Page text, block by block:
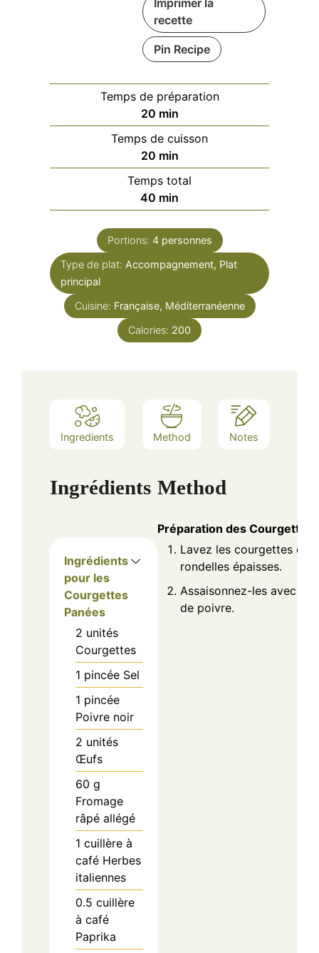
recette
Pin Recipe
Temps de préparation
20minutes
min
Temps de cuisson
20minutes
min
Temps total
40 minutes
min
Portions: 4 personnes
Type de plat: Accompagnement, Plat
principal
Cuisine: Française, Méditerranéenne
Calories: 200
Ingredients Method Notes
Ingrédients
Ingrédients
pour les
Courgettes
Panées
2 unités
Courgettes
1 pincée Sel
1 pincée
Poivre noir
2 unités
Œufs
60 g
Fromage
râpé allégé
1 cuillère à
café Herbes
italiennes
0.5 cuillère
à café
Paprika
Method
Préparation des Courgettes
Lavez les courgettes et
rondelles épaisses.
Assaisonnez-les avec
de poivre.